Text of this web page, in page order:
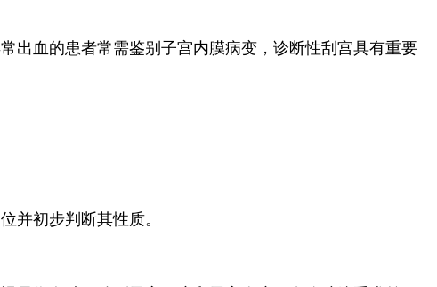
血的患者常需鉴别子宫内膜病变，诊断性刮宫具有重要
初步判断其性质。